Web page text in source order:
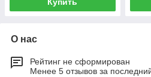
Купить
О нас
Рейтинг не сформирован
Менее 5 отзывов за